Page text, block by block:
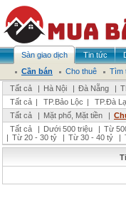
Sàn giao dịch Tin tức
Cần bán
Cho thuê
Tìm
Tất cả
| Hà Nội | Đà Nẵng |
Tất cả | TP.Bảo Lộc | TP.Đà
Tất cả
| Mặt phố, Mặt tiền |
Tất cả
| Dưới 500 triệu | Từ
| Từ 20 - 30 tỷ | Từ 30 - 40 tỷ |